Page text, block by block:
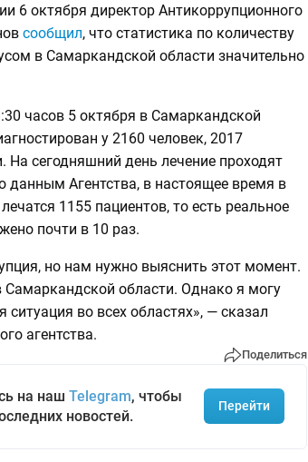
6 октября директор Антикоррупционного
сообщил, что статистика по количеству
в Самаркандской области значительно
часов 5 октября в Самаркандской
у 2160 человек, 2017
На сегодняшний день лечение проходят
данным Агентства, в настоящее время в
1155 пациентов, то есть реальное
почти в 10 раз.
но нам нужно выяснить этот момент.
Самаркандской области. Однако я могу
ситуация во всех областях», — сказал
агентства.
Поделиться
на наш Telegram, чтобы
новостей.
Перейти